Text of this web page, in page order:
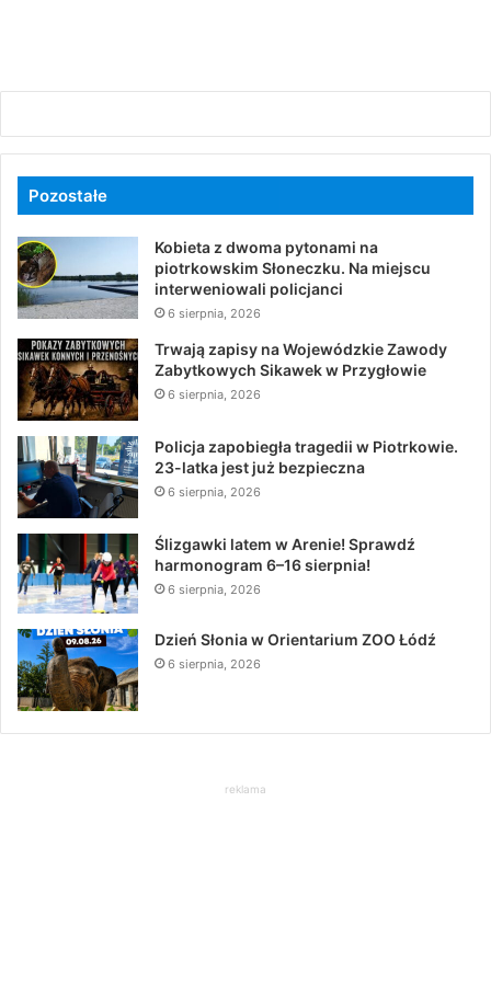
Pozostałe
Kobieta z dwoma pytonami na
piotrkowskim Słoneczku. Na miejscu
interweniowali policjanci
6 sierpnia, 2026
Trwają zapisy na Wojewódzkie Zawody
Zabytkowych Sikawek w Przygłowie
6 sierpnia, 2026
Policja zapobiegła tragedii w Piotrkowie.
23-latka jest już bezpieczna
6 sierpnia, 2026
Ślizgawki latem w Arenie! Sprawdź
harmonogram 6–16 sierpnia!
6 sierpnia, 2026
Dzień Słonia w Orientarium ZOO Łódź
6 sierpnia, 2026
reklama